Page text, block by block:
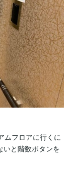
ムフロアに行くに
いと階数ボタンを